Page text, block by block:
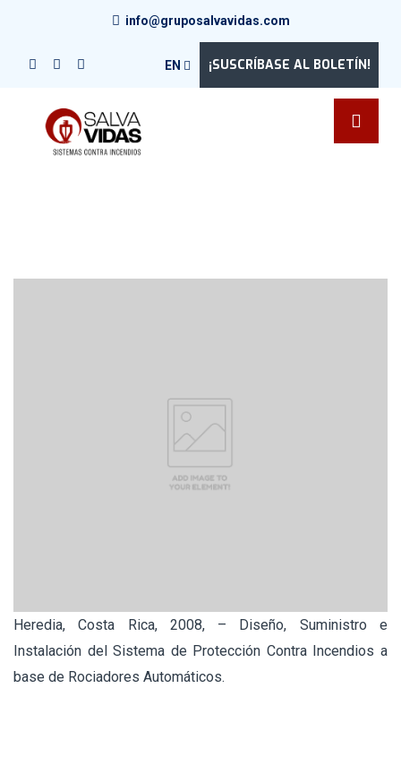
info@gruposalvavidas.com
EN ¡SUSCRÍBASE AL BOLETÍN!
Heredia, Costa Rica, 2008, – Diseño, Suministro e
Instalación del Sistema de Protección Contra Incendios a
base de Rociadores Automáticos.